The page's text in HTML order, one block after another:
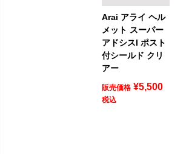
Arai アライ ヘル
メット スーパー
アドシスI ポスト
付シールド クリ
アー
販売価格 ¥5,500
税込